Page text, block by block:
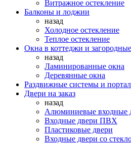
Витражное остекление
Балконы и лоджии
назад
Холодное остекление
Теплое остекление
Окна в коттеджи и
назад
Ламинированные окна
Деревянные окна
Раздвижные системы и
Двери на заказ
назад
Алюминиевые входные
Входные двери ПВХ
Пластиковые двери
Входные двери со